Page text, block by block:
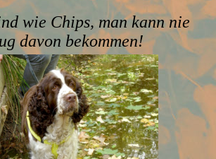
wie Chips, man kann nie
davon bekommen!